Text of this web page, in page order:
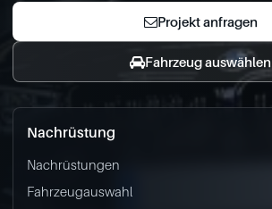
Projekt anfragen
Fahrzeug auswählen
Nachrüstung
Nachrüstungen
Fahrzeugauswahl